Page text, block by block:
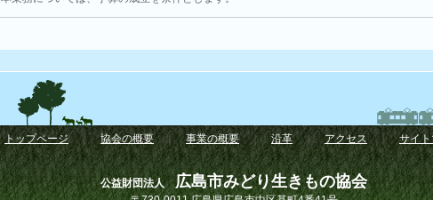
トップページ ｜協会の概要｜事業の概要｜ 沿革｜アクセス ｜サイ
公益財団法人広島市みどり生きもの協会